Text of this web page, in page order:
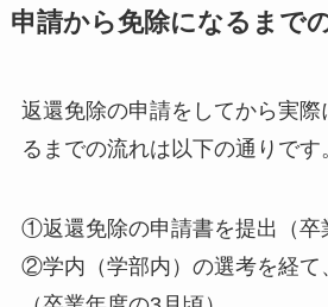
申請から免除になるまで
返還免除の申請をしてから実
るまでの流れは以下の通りです
①返還免除の申請書を提出（卒
②学内（学部内）の選考を経て